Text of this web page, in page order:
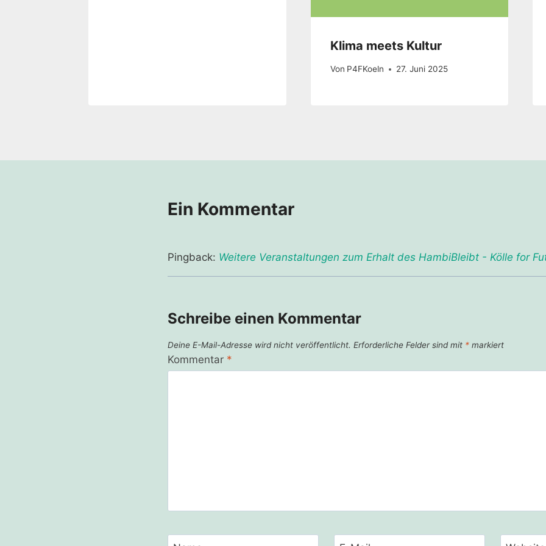
Klima meets Kultur
Von P4FKoeln 27. Juni 2025
Ein Kommentar
Pingback: Weitere Veranstaltungen zum Erhalt des HambiBleibt - Kölle for
Schreibe einen Kommentar
Deine E-Mail-Adresse wird nicht veröffentlicht. Erforderliche Felder sind mit * markiert
Kommentar *